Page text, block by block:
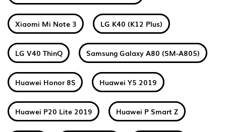
Xiaomi Mi Note 3 LG K40 (K12 Plus)
LG V40 ThinQ Samsung Galaxy A80 (SM-A805)
Huawei Honor 8S Huawei Y5 2019
Huawei P20 Lite 2019 Huawei P Smart Z